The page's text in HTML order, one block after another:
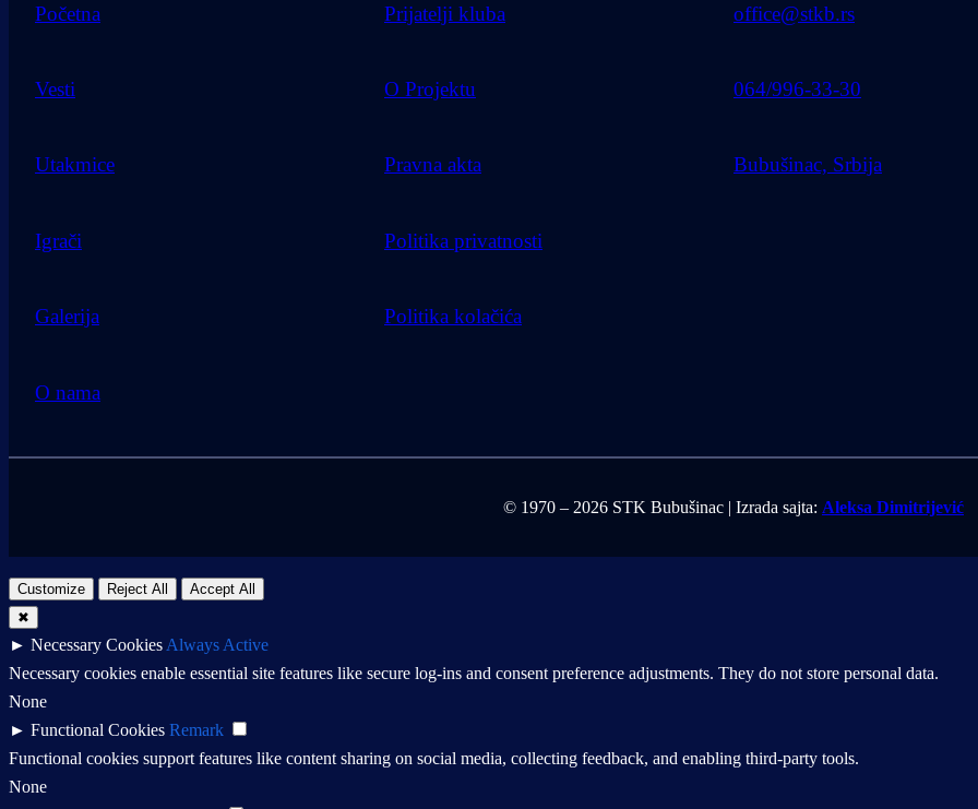
Početna
Vesti
Utakmice
Igrači
Galerija
O nama
Prijatelji kluba
O Projektu
Pravna akta
Politika privatnosti
Politika kolačića
office@stkb.rs
064/996-33-30
Bubušinac, Srbija
© 1970 – 2026 STK Bubušinac | Izrada sajta: Aleksa Dimitrijević
Customize Reject All
Accept All
✖
► Necessary Cookies Always Active
Necessary cookies enable essential site features like secure log-ins and consent preference adjustments. They do not store personal data.
None
► Functional Cookies Remark
Functional cookies support features like content sharing on social media, collecting feedback, and enabling third-party tools.
None